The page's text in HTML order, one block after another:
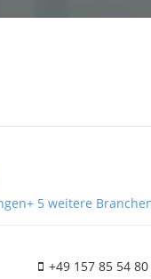
+ 5 weitere
+49 157 85 54